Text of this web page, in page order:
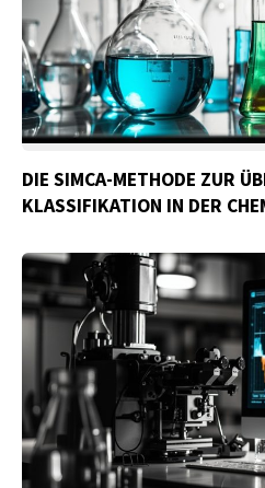
DIE SIMCA-METHODE ZUR
KLASSIFIKATION IN DER